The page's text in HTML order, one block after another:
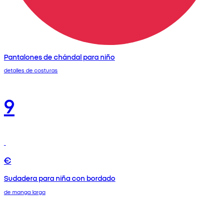
Pantalones de chándal para niño
detalles de costuras
9
€
Sudadera para niña con bordado
de manga larga